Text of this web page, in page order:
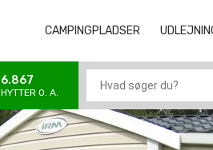
CAMPINGPLADSER
6.867
HYTTER 0. A.